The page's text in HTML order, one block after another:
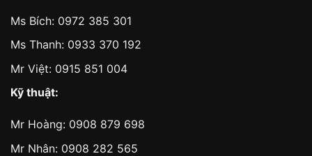
Ms Bích: 0972 385 301
Ms Thanh: 0933 370 192
Mr Việt: 0915 851 004
Kỹ thuật:
Mr Hoàng: 0908 879 698
Mr Nhân: 0908 282 565